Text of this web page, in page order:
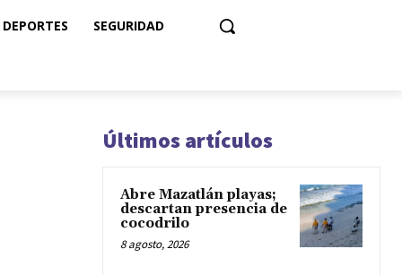
DEPORTES SEGURIDAD
Últimos artículos
Abre Mazatlán playas;
descartan presencia de
cocodrilo
8 agosto, 2026